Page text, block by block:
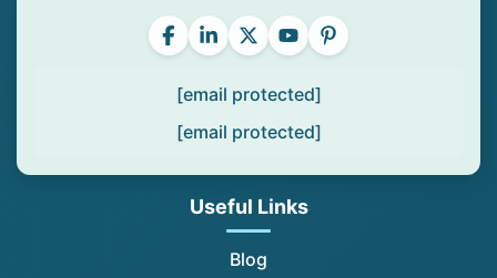
[email protected]
[email protected]
Useful Links
Blog